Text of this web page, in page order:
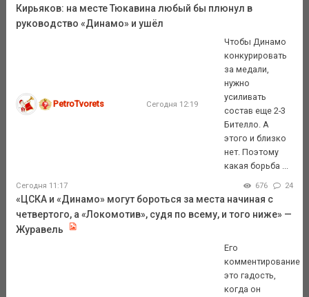
Кирьяков: на месте Тюкавина любый бы плюнул в
руководство «Динамо» и ушёл
PetroTvorets Сегодня 12:19
Чтобы Динамо
конкурировать
за медали,
нужно
усиливать
состав еще 2-3
Бителло. А
этого и близко
нет. Поэтому
какая борьба ...
Сегодня 11:17 676 24
«ЦСКА и «Динамо» могут бороться за места начиная с
четвертого, а «Локомотив», судя по всему, и того ниже» —
Журавель
Его
комментирование
это гадость,
когда он